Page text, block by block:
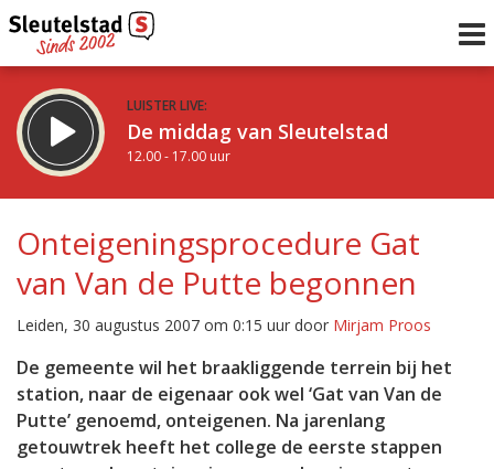
LUISTER LIVE:
De middag van Sleutelstad
12.00 - 17.00 uur
Sleutelstad 30
17.00 - 19.00 uur
Vorig uur
uur 1 van 0 Volgend uur
Inklappen
Onteigeningsprocedure Gat
van Van de Putte begonnen
Leiden, 30 augustus 2007 om 0:15 uur door Mirjam Proos
De gemeente wil het braakliggende terrein bij het
station, naar de eigenaar ook wel ‘Gat van Van de
Putte’ genoemd, onteigenen. Na jarenlang
getouwtrek heeft het college de eerste stappen